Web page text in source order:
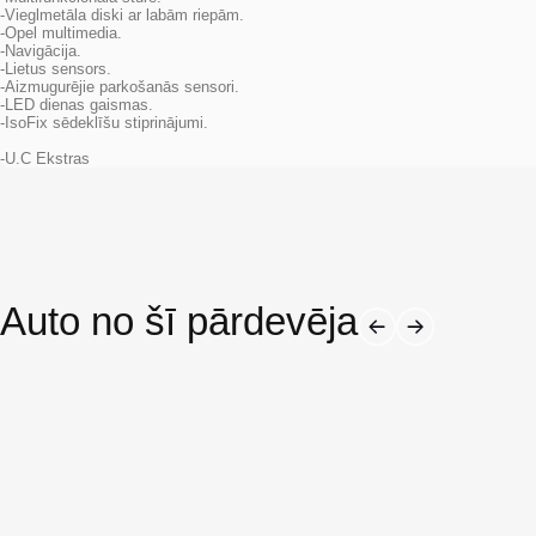
-Vieglmetāla diski ar labām riepām.
-Opel multimedia.
-Navigācija.
-Lietus sensors.
-Aizmugurējie parkošanās sensori.
-LED dienas gaismas.
-IsoFix sēdeklīšu stiprinājumi.
-U.C Ekstras
Auto no šī pārdevēja